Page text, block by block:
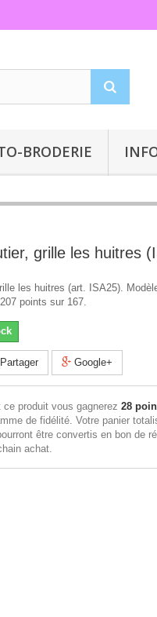
BRODERIE
grille les huitres
les huitres (art. ISA25).
points sur 167.
Partager Google+
ce produit vous gagnerez 28
de fidélité. Votre panier
être convertis en bon de
achat.